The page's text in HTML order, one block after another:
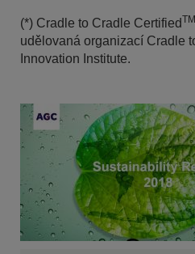
(*) Cradle to Cradle CertifiedTM
udělovaná organizací Cradle
Innovation Institute.